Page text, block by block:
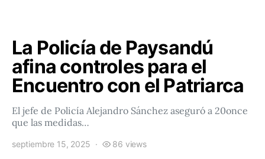
La Policía de Paysandú
afina controles para el
Encuentro con el Patriarca
El jefe de Policía Alejandro Sánchez aseguró a 20once
que las medidas…
septiembre 15, 2025 86 views